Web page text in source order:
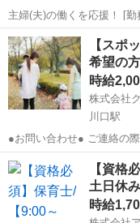
主婦(夫)の働くを応援！ [勤務日数]： 週1日~ 10:00~17:00 土/日 など
から選べます [勤務地・最寄駅]： 埼玉県さいたま市緑区美園 イオン
モール浦和美園３F 学研教
社...
埼玉 さいたま市
【スポ
希望の
時給
株式会社
川口駅
●お問い合わせ● ご連絡の際はジモティメールからご連絡下さい ●時給
● 1,500～2,000円 基本時給
手当・土曜日勤務手当含む
埼玉 川口駅
【資格
土日休
時給